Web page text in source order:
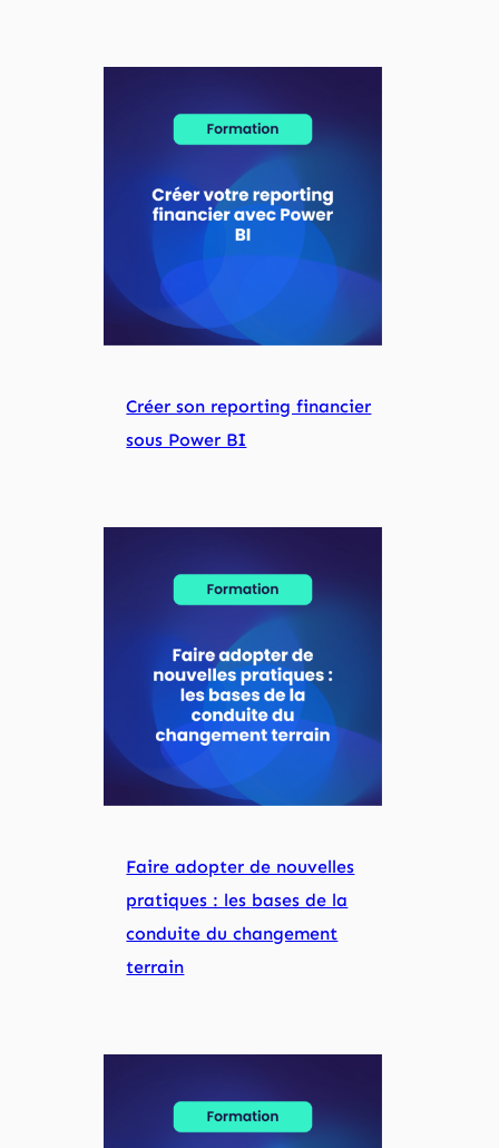
Créer son reporting financier
sous Power BI
Faire adopter de nouvelles
pratiques : les bases de la
conduite du changement
terrain